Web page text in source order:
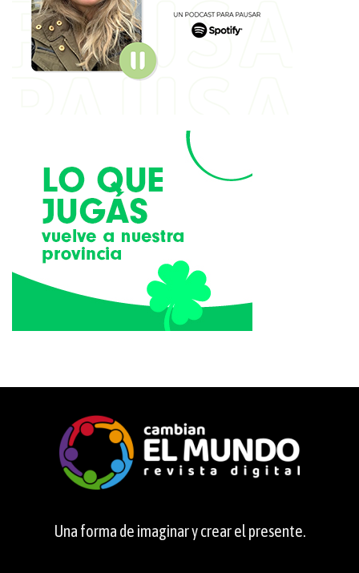
Una forma de imaginar y crear el presente.